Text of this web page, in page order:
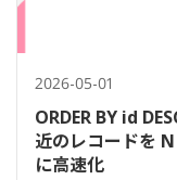
2026-05-01
ORDER BY id
近のレコードを
に高速化